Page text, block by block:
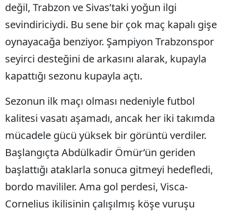
değil, Trabzon ve Sivas’taki yoğun ilgi
sevindiriciydi. Bu sene bir çok maç kapalı gişe
oynayacağa benziyor. Şampiyon Trabzonspor
seyirci desteğini de arkasını alarak, kupayla
kapattığı sezonu kupayla açtı.
Sezonun ilk maçı olması nedeniyle futbol
kalitesi vasatı aşamadı, ancak her iki takımda
mücadele gücü yüksek bir görüntü verdiler.
Başlangıçta Abdülkadir Ömür’ün geriden
başlattığı ataklarla sonuca gitmeyi hedefledi,
bordo mavililer. Ama gol perdesi, Visca-
Cornelius ikilisinin çalışılmış köşe vuruşu